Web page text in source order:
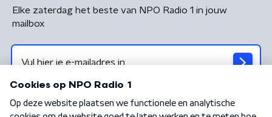
Elke zaterdag het beste van NPO Radio 1 in jouw
mailbox